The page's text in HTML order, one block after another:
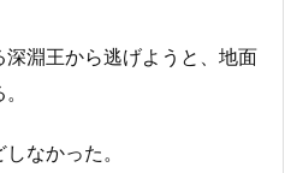
淵王から逃げようと、地面
なかった。